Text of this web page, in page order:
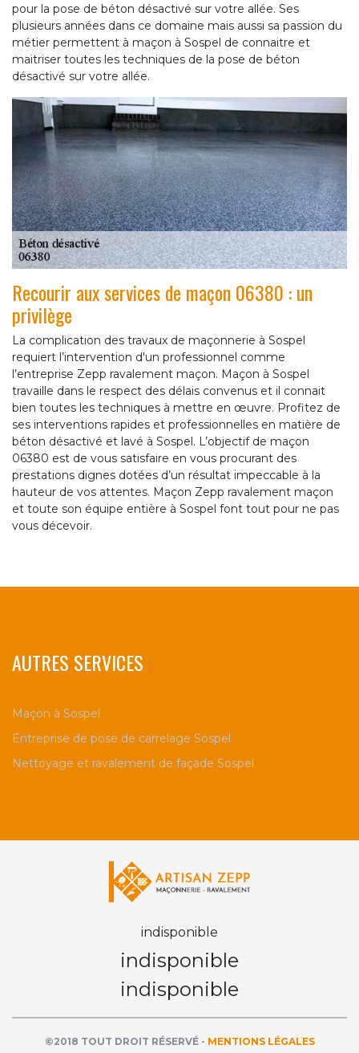
pour la pose de béton désactivé sur votre allée. Ses
plusieurs années dans ce domaine mais aussi sa passion du
métier permettent à maçon à Sospel de connaitre et
maitriser toutes les techniques de la pose de béton
désactivé sur votre allée.
Recourir aux services de maçon 06380 : un
privilège
La complication des travaux de maçonnerie à Sospel
requiert l’intervention d'un professionnel comme
l’entreprise Zepp ravalement maçon. Maçon à Sospel
travaille dans le respect des délais convenus et il connait
bien toutes les techniques à mettre en œuvre. Profitez de
ses interventions rapides et professionnelles en matière de
béton désactivé et lavé à Sospel. L’objectif de maçon
06380 est de vous satisfaire en vous procurant des
prestations dignes dotées d’un résultat impeccable à la
hauteur de vos attentes. Maçon Zepp ravalement maçon
et toute son équipe entière à Sospel font tout pour ne pas
vous décevoir.
AUTRES SERVICES
Maçon à Sospel
Entreprise de pose de carrelage Sospel
Nettoyage et ravalement de façade Sospel
indisponible
indisponible
indisponible
©2018 TOUT DROIT RÉSERVÉ - MENTIONS LÉGALES